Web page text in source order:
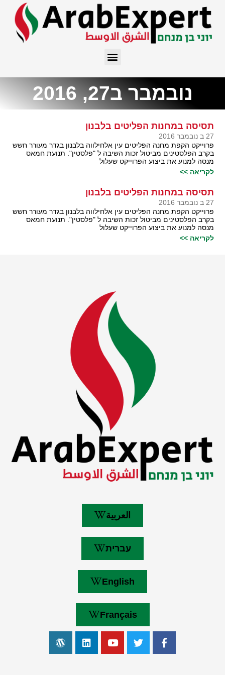
נובמבר ב27, 2016
תסיסה במחנות הפליטים בלבנון
27 ב נובמבר 2016
פרוייקט הקפת מחנה הפליטים עין אלחילווה בלבנון בגדר מעורר חשש
בקרב הפלסטינים מביטול זכות השיבה ל "פלסטין". תנועת חמאס
מנסה למנוע את ביצוע הפרוייקט שעלול
לקריאה >>
תסיסה במחנות הפליטים בלבנון
27 ב נובמבר 2016
פרוייקט הקפת מחנה הפליטים עין אלחילווה בלבנון בגדר מעורר חשש
בקרב הפלסטינים מביטול זכות השיבה ל "פלסטין". תנועת חמאס
מנסה למנוע את ביצוע הפרוייקט שעלול
לקריאה >>
العربية
עברית
English
Français